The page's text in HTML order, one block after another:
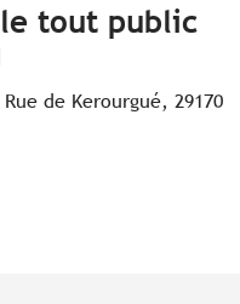
tout public
de Kerourgué, 29170